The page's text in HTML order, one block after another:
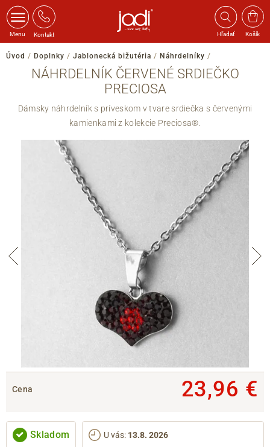
Menu Kontakt Hľadať Košík
Úvod / Doplnky / Jablonecká bižutéria / Náhrdelníky /
NÁHRDELNÍK ČERVENÉ SRDIEČKO
PRECIOSA
Dámsky náhrdelník s príveskom v tvare srdiečka s červenými
kamienkami z kolekcie Preciosa®.
Cena 23,96 €
Skladom U vás: 13.8. 2026